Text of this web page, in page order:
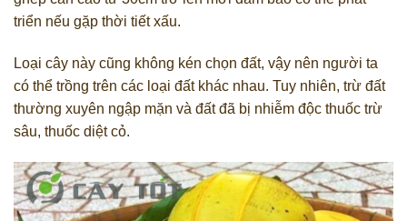
triển nếu gặp thời tiết xấu.
Loại cây này cũng không kén chọn đất, vậy nên người ta
có thể trồng trên các loại đất khác nhau. Tuy nhiên, trừ đất
thường xuyên ngập mặn và đất đã bị nhiễm độc thuốc trừ
sâu, thuốc diệt cỏ.